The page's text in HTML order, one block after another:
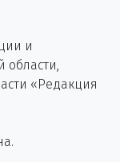
и
области,
«Редакция